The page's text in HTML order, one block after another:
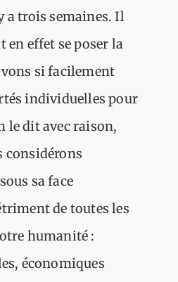
a trois semaines. Il
en effet se poser la
si facilement
individuelles pour
le dit avec raison,
considérons
sa face
de toutes les
humanité :
économiques